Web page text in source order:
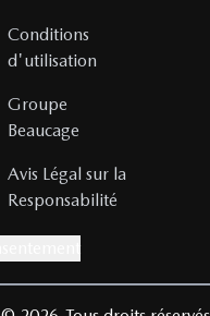
Conditions
d'utilisation
Groupe
Beaucage
Avis Légal sur la
Responsabilité